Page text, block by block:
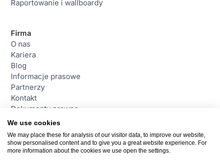
Raportowanie i wallboardy
Firma
O nas
Kariera
Blog
Informacje prasowe
Partnerzy
Kontakt
Dokumenty prawne
Contact
daktela@daktela.pl
We use cookies
We may place these for analysis of our visitor data, to improve our website,
show personalised content and to give you a great website experience. For
more information about the cookies we use open the settings.